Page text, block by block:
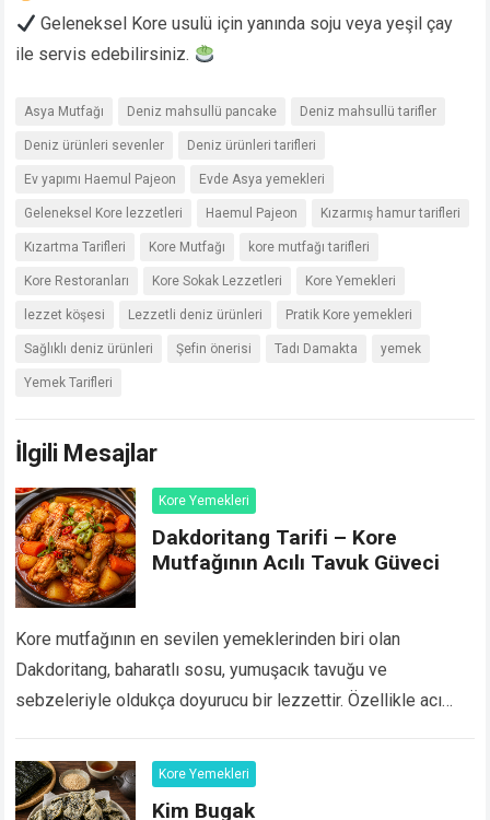
Geleneksel Kore usulü için yanında soju veya yeşil çay
ile servis edebilirsiniz.
Asya Mutfağı Deniz mahsullü pancake Deniz mahsullü tarifler
Deniz ürünleri sevenler Deniz ürünleri tarifleri
Ev yapımı Haemul Pajeon Evde Asya yemekleri
Geleneksel Kore lezzetleri Haemul Pajeon Kızarmış hamur tarifleri
Kızartma Tarifleri Kore Mutfağı kore mutfağı tarifleri
Kore Restoranları Kore Sokak Lezzetleri Kore Yemekleri
lezzet köşesi Lezzetli deniz ürünleri Pratik Kore yemekleri
Sağlıklı deniz ürünleri Şefin önerisi Tadı Damakta yemek
Yemek Tarifleri
İlgili Mesajlar
Kore Yemekleri
Dakdoritang Tarifi – Kore
Mutfağının Acılı Tavuk Güveci
Kore mutfağının en sevilen yemeklerinden biri olan
Dakdoritang, baharatlı sosu, yumuşacık tavuğu ve
sebzeleriyle oldukça doyurucu bir lezzettir. Özellikle acı
aroması ve…Devamını Oku...
Kore Yemekleri
Kim Bugak